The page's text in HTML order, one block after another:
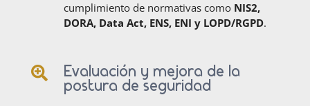
cumplimiento de normativas como NIS2,
DORA, Data Act, ENS, ENI y LOPD/RGPD.
 Evaluación y mejora de la
postura de seguridad